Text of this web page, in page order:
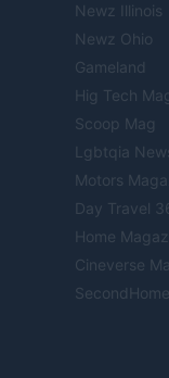
Newz Illinois
Newz Ohio
Gameland
Hig Tech
Scoop Mag
Lgbtqia
Motors
Day Travel
Home
Cineverse